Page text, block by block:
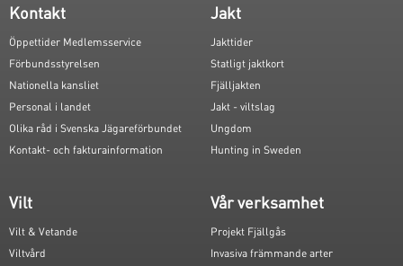
Kontakt
Öppettider Medlemsservice
Förbundsstyrelsen
Nationella kansliet
Personal i landet
Olika råd i Svenska Jägareförbundet
Kontakt- och fakturainformation
Jakt
Jakttider
Statligt jaktkort
Fjälljakten
Jakt - viltslag
Ungdom
Hunting in Sweden
Vilt
Vilt & Vetande
Viltvård
Vår verksamhet
Projekt Fjällgås
Invasiva främmande arter